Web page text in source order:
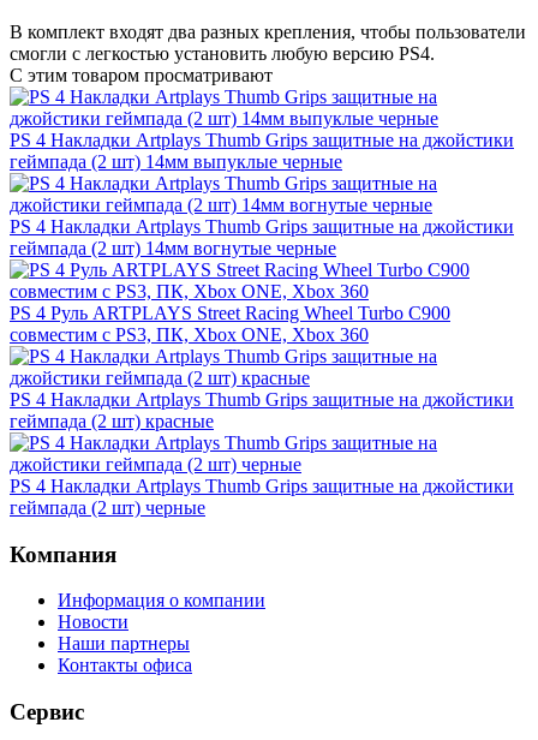
В комплект входят два разных крепления, чтобы пользователи
смогли с легкостью установить любую версию PS4.
С этим товаром просматривают
PS 4 Накладки Artplays Thumb Grips защитные на джойстики
геймпада (2 шт) 14мм выпуклые черные
PS 4 Накладки Artplays Thumb Grips защитные на джойстики
геймпада (2 шт) 14мм вогнутые черные
PS 4 Руль ARTPLAYS Street Racing Wheel Turbo C900
совместим с PS3, ПК, Xbox ONE, Xbox 360
PS 4 Накладки Artplays Thumb Grips защитные на джойстики
геймпада (2 шт) красные
PS 4 Накладки Artplays Thumb Grips защитные на джойстики
геймпада (2 шт) черные
Компания
Информация о компании
Новости
Наши партнеры
Контакты офиса
Сервис